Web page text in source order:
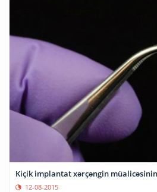
Kiçik implantat xərçəngin
12-08-2015